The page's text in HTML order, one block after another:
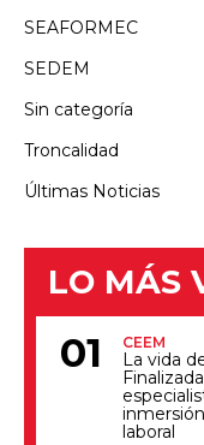
SEAFORMEC
SEDEM
Sin categoría
Troncalidad
Últimas Noticias
LO MÁS
CEEM
La vida
laboral